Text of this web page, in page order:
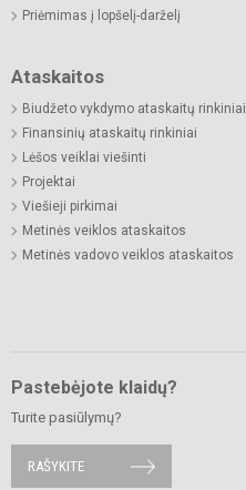
Priėmimas į lopšelį-darželį
Ataskaitos
Biudžeto vykdymo ataskaitų rinkiniai
Finansinių ataskaitų rinkiniai
Lėšos veiklai viešinti
Projektai
Viešieji pirkimai
Metinės veiklos ataskaitos
Metinės vadovo veiklos ataskaitos
Pastebėjote klaidų?
Turite pasiūlymų?
RAŠYKITE